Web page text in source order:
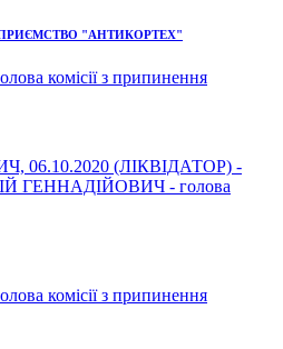
"АНТИКОРТЕХ"
комісії з припинення
06.10.2020 (ЛІКВІДАТОР) -
ГЕННАДІЙОВИЧ - голова
комісії з припинення